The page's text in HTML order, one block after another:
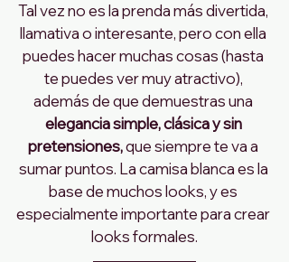
Tal vez no es la prenda más divertida,
llamativa o interesante, pero con ella
puedes hacer muchas cosas (hasta
te puedes ver muy atractivo),
además de que demuestras una
elegancia simple, clásica y sin
pretensiones, que siempre te va a
sumar puntos. La camisa blanca es la
base de muchos looks, y es
especialmente importante para crear
looks formales.